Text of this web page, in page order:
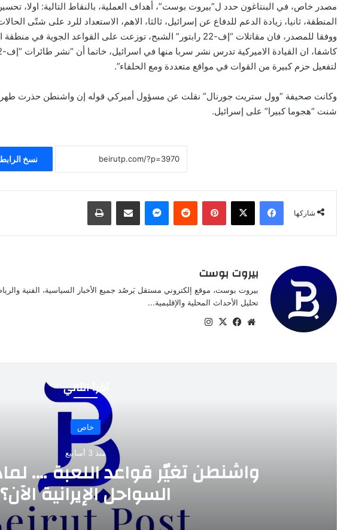
مصدر خاص، في البنتاغون حدد ل”بيروت بوست”، أهداف العملية، بالنقاط التالية: اولا،
المنطقة، ثانيا، زيادة الدعم للدفاع عن إسرائيل، ثالثا، الاهم، الاستعداد للرد على شتّى
ووفقا للمصدر، فان مقاتلات “إف-22 رابتور” الشبح، توزعت على القواعد
لتفعيل حزم كبيرة من القوات في مواقع متعددة ومع الحلفاء”.
وكانت صحيفة “وول ستريت جورنال” نقلت عن مسؤول أميركي قوله إن واشنطن حذرت
شنت “هجوما كبيرا” على إسرائيل.
نسخ الرابط
شاركها
فيسبوك ‫X بينتيريست
‏Reddit ماسنجر مشاركة عبر البريد طباعة
بيروت بوست
بيروت بوست، موقع إلكتروني مستقل يَرصُد جميع الأخبار السياسية، الفنية
تحليل الأحداث المحلية والإقليمية...
موقعفيسبوك
‫X
أقرأ التالي
خاص
منذ 3 أسابيع
واشنطن تغيّر قواعد اللعبة ….
السواحل الإيرانية الآن؟